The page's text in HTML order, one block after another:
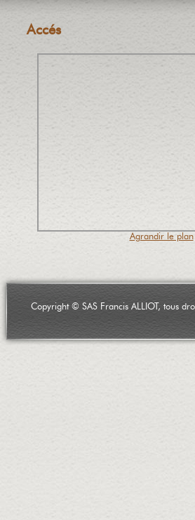
Accés
Agrandir le plan
Copyright © SAS Francis ALLIOT, tous